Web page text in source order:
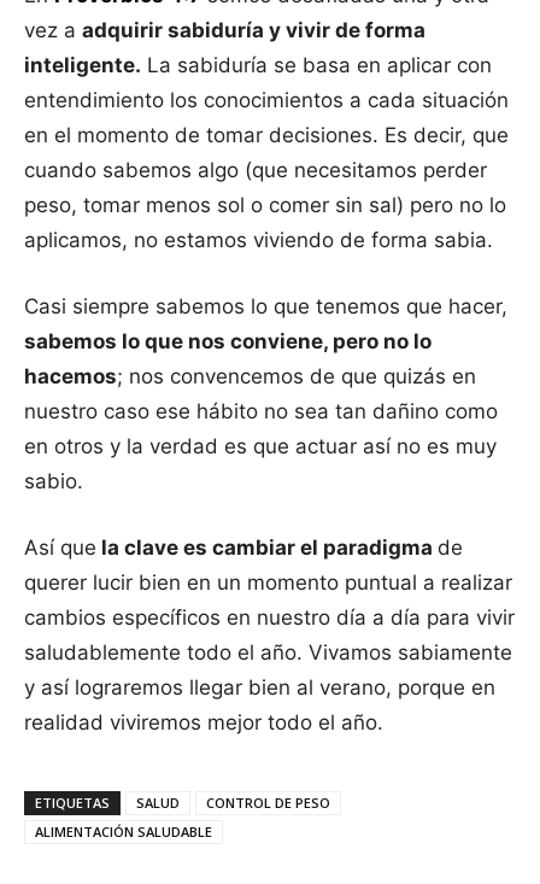
vez a adquirir sabiduría y vivir de forma
inteligente. La sabiduría se basa en aplicar con
entendimiento los conocimientos a cada situación
en el momento de tomar decisiones. Es decir, que
cuando sabemos algo (que necesitamos perder
peso, tomar menos sol o comer sin sal) pero no lo
aplicamos, no estamos viviendo de forma sabia.
Casi siempre sabemos lo que tenemos que hacer,
sabemos lo que nos conviene, pero no lo
hacemos; nos convencemos de que quizás en
nuestro caso ese hábito no sea tan dañino como
en otros y la verdad es que actuar así no es muy
sabio.
Así que la clave es cambiar el paradigma de
querer lucir bien en un momento puntual a realizar
cambios específicos en nuestro día a día para vivir
saludablemente todo el año. Vivamos sabiamente
y así lograremos llegar bien al verano, porque en
realidad viviremos mejor todo el año.
ETIQUETAS SALUD
CONTROL DE PESO
ALIMENTACIÓN SALUDABLE